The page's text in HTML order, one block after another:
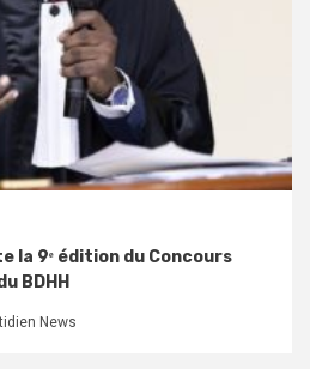
la 9ᵉ édition du Concours
BDHH
News